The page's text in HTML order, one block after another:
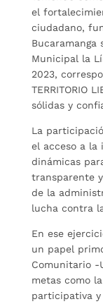
el
ciudadano,
Bucaramanga
Municipal la
2023,
TERRITORIO
sólidas y
La
el acceso a la
dinámicas
transparente
de la
lucha contra
En ese
un papel
Comunitario -
metas como
participativa y